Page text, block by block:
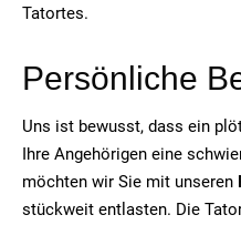
Tatortes.
Persönliche
Uns ist bewusst, dass ein
Ihre Angehörigen eine
möchten wir Sie mit unseren
stückweit entlasten. Die